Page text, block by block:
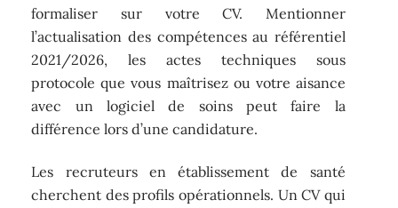
formaliser sur votre CV. Mentionner
l’actualisation des compétences au référentiel
2021/2026, les actes techniques sous
protocole que vous maîtrisez ou votre aisance
avec un logiciel de soins peut faire la
différence lors d’une candidature.
Les recruteurs en établissement de santé
cherchent des profils opérationnels. Un CV qui